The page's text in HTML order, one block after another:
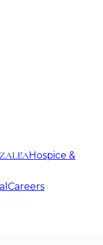
Hospice &
Careers